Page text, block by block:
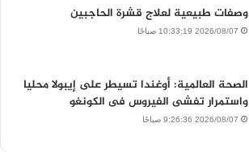
وصفات طبيعية لعلاج قشرة الحاجبين
2026/08/07 10:33:19 صباحًا
الصحة العالمية: أوغندا تسيطر على إيبولا محليا
واستمرار تفشى الفيروس فى الكونغو
2026/08/07 9:26:36 صباحًا